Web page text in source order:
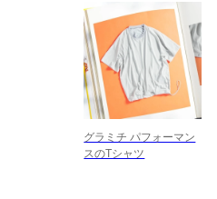
グラミチ パフォーマン
スのTシャツ